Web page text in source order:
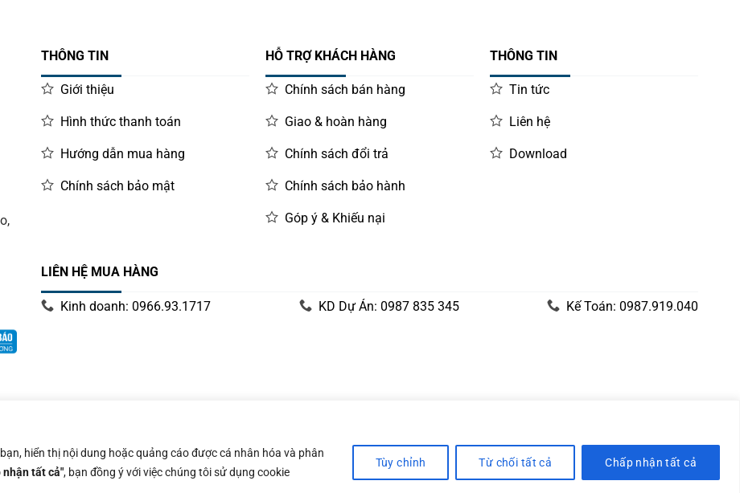
hiển thị nội dung hoặc quảng cáo được cá nhân hóa và phân
nhận tất cả", bạn đồng ý với việc chúng tôi sử dụng cookie
Tùy chỉnh Từ chối tất cả Chấp nhận tất cả
THÔNG TIN
Giới thiệu
Hình thức thanh toán
Hướng dẫn mua hàng
Chính sách bảo mật
HỖ TRỢ KHÁCH HÀNG
Chính sách bán hàng
Giao & hoàn hàng
Chính sách đổi trả
Chính sách bảo hành
Góp ý & Khiếu nại
THÔNG TIN
Tin tức
Liên hệ
Download
LIÊN HỆ MUA HÀNG
Kinh doanh: 0966.93.1717 KD Dự Án: 0987 835 345 Kế Toán: 0987.919.040
14/06/2019 bởi Sở Kế Hoạch và Đầu Tư Tp. Hà Nội
Visa Stripe MasterCardCash
On